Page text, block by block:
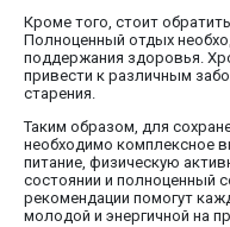
Кроме того, стоит
Полноценный отдых
поддержания здоровья.
привести к различным
старения.
Таким образом, для
необходимо комплексное
питание, физическую
состоянии и полноценный
рекомендации помогут
молодой и энергичной на